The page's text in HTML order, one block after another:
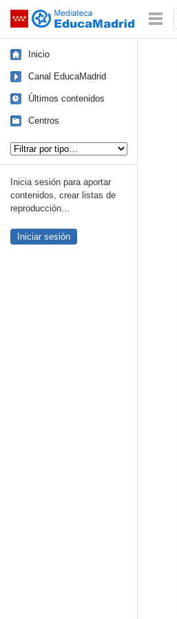
Saltar navegación
Inicio
Canal EducaMadrid
Últimos contenidos
Centros
Inicia sesión para aportar
contenidos, crear listas de
reproducción...
Iniciar sesión